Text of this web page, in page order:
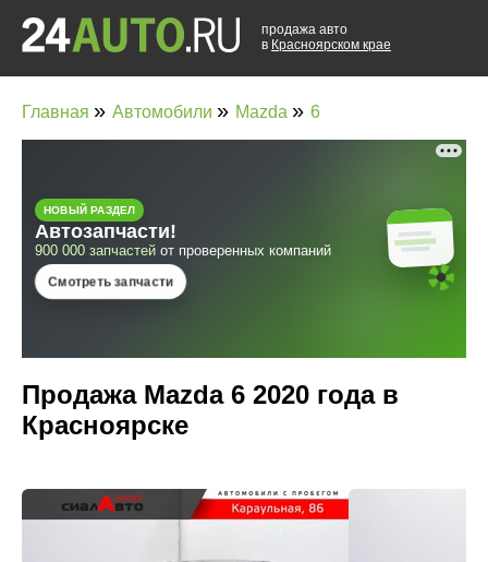
продажа авто
в Красноярском крае
Главная » Автомобили » Mazda » 6
Продажа Mazda 6 2020 года в
Красноярске